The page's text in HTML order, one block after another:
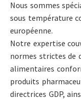
Nous sommes
sous température
européenne.
Notre expertise
normes strictes de
alimentaires
produits
directrices GDP,